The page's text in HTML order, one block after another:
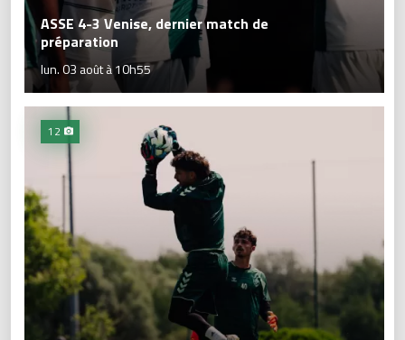
ASSE 4-3 Venise, dernier match de
préparation
lun. 03 août à 10h55
12